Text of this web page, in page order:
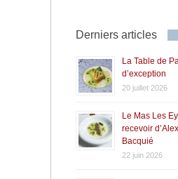
Derniers articles
La Table de
d’exception
20 juillet 2026
Le Mas Les
recevoir
Bacquié
22 juin 2026